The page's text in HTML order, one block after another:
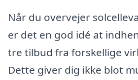
Når du overvejer
er det en god idé at
tre tilbud fra forskellige
Dette giver dig ikke blot